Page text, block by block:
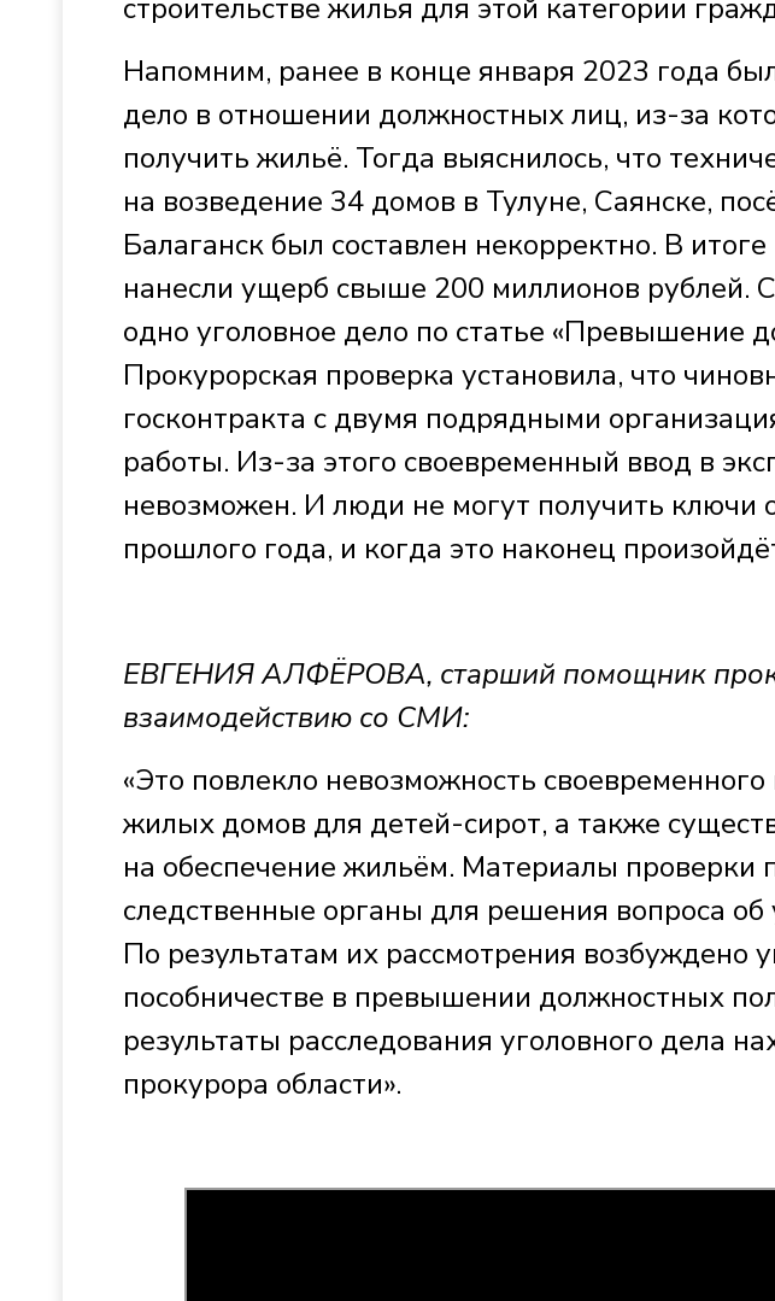
строительстве жилья для этой категории
Напомним, ранее в конце января 2023 года
дело в отношении должностных лиц, из-за
получить жильё. Тогда выяснилось, что
на возведение 34 домов в Тулуне, Саянске,
Балаганск был составлен некорректно. В
нанесли ущерб свыше 200 миллионов рублей.
одно уголовное дело по статье «Превышение
Прокурорская проверка установила, что
госконтракта с двумя подрядными
работы. Из-за этого своевременный ввод в
невозможен. И люди не могут получить ключи
прошлого года, и когда это наконец
ЕВГЕНИЯ АЛФЁРОВА, старший помощник
взаимодействию со СМИ:
«Это повлекло невозможность
жилых домов для детей-сирот, а также
на обеспечение жильём. Материалы проверки
следственные органы для решения вопроса об
По результатам их рассмотрения возбуждено
пособничестве в превышении должностных
результаты расследования уголовного дела
прокурора области».